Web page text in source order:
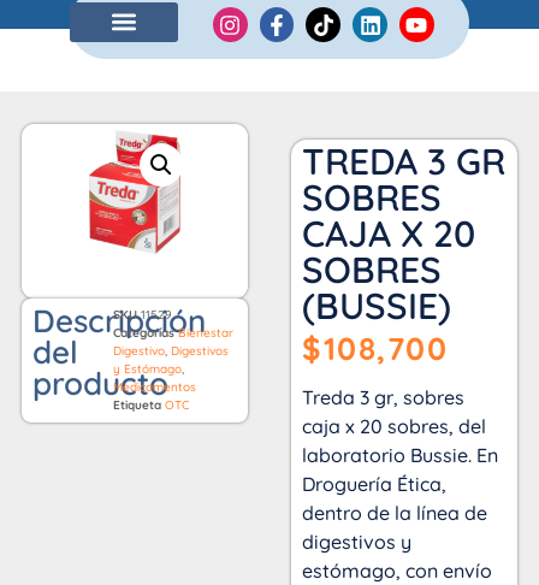
Descripción
del
producto
SKU11529
Categorías Bienestar
Digestivo, Digestivos
y Estómago,
Medicamentos
Etiqueta OTC
TREDA 3 GR
SOBRES
CAJA X 20
SOBRES
(BUSSIE)
$108,700
Treda 3 gr, sobres
caja x 20 sobres, del
laboratorio Bussie. En
Droguería Ética,
dentro de la línea de
digestivos y
estómago, con envío